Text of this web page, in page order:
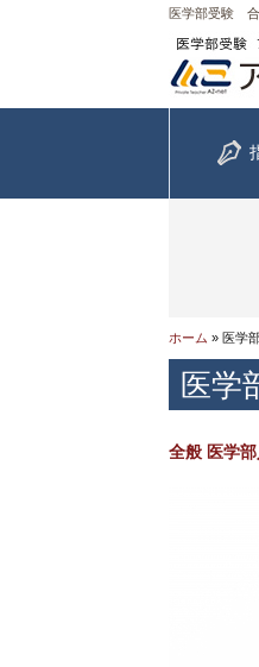
医学部受験 合
ホーム » 医学
医学
全般 医学